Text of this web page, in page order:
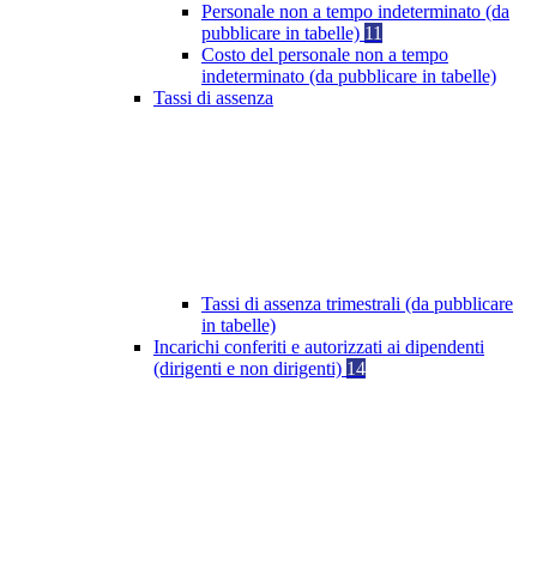
Personale non a tempo indeterminato (da
pubblicare in tabelle) 11
Costo del personale non a tempo
indeterminato (da pubblicare in tabelle)
Tassi di assenza
Tassi di assenza trimestrali (da pubblicare
in tabelle)
Incarichi conferiti e autorizzati ai dipendenti
(dirigenti e non dirigenti) 14